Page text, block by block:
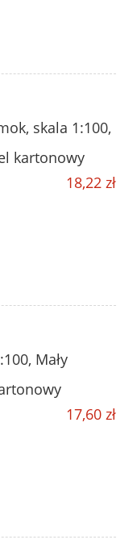
skala 1:100,
kartonowy
18,22 zł
Mały
17,60 zł